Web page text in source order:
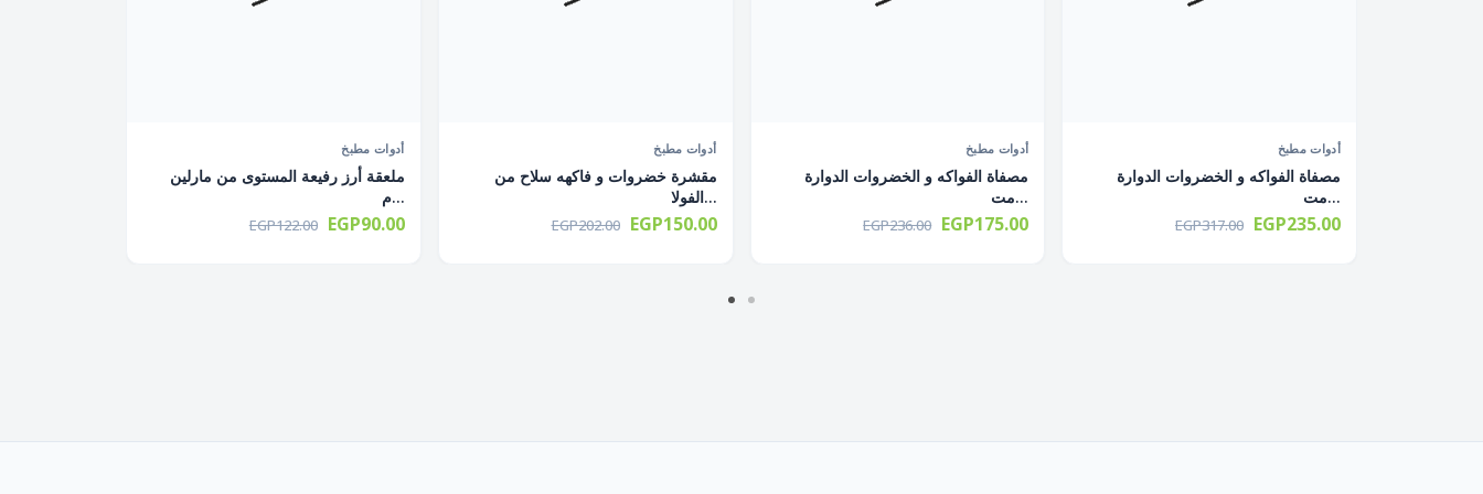
أدوات مطبخ
ملعقة أرز رفيعة المستوى من مارلين
م...
EGP122.00 EGP90.00
أدوات مطبخ
مقشرة خضروات و فاكهه سلاح من
الفولا...
EGP202.00 EGP150.00
أدوات مطبخ
مصفاة الفواكه و الخضروات الدوارة
مت...
EGP236.00 EGP175.00
أدوات مطبخ
مصفاة الفواكه و الخضروات الدوارة
مت...
EGP317.00 EGP235.00